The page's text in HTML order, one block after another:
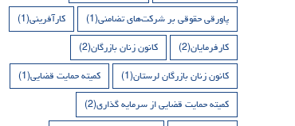
پاورقی حقوقی بر شرکت‌های تضامنی(1) کارآفرینی(1)
کارفرمایان(2) کانون زنان بازرگان(2)
کانون زنان بازرگان لرستان(1) کمیته حمایت قضایی(1)
کمیته حمایت قضایی از سرمایه گذاری(2)